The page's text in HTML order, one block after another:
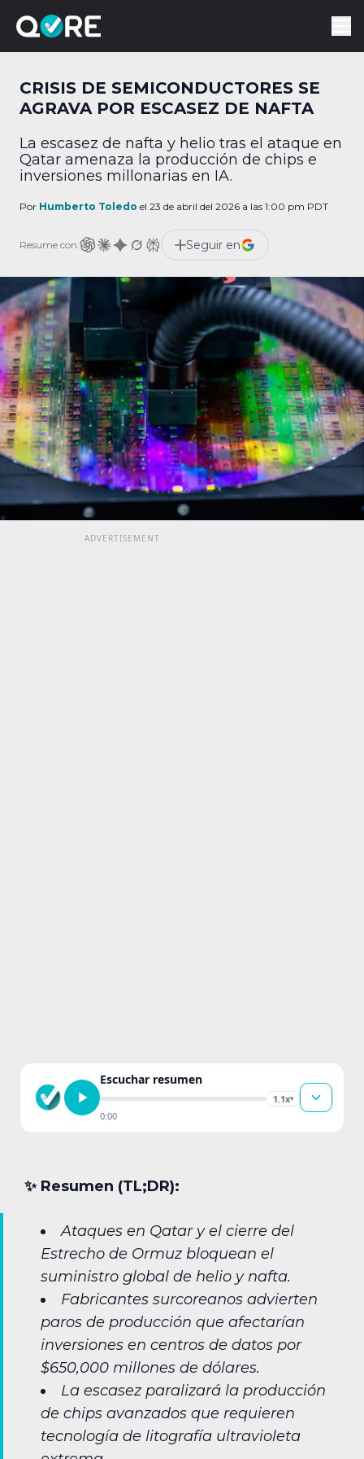
CRISIS DE SEMICONDUCTORES SE
AGRAVA POR ESCASEZ DE NAFTA
La escasez de nafta y helio tras el ataque en
Qatar amenaza la producción de chips e
inversiones millonarias en IA.
Por Humberto Toledo el 23 de abril del 2026 a las 1:00 pm PDT
Resume con: Seguir en
Escuchar resumen
1.1x▾
0:00
✨︎ Resumen (TL;DR):
Ataques en Qatar y el cierre del
Estrecho de Ormuz bloquean el
suministro global de helio y nafta.
Fabricantes surcoreanos advierten
paros de producción que afectarían
inversiones en centros de datos por
$650,000 millones de dólares.
La escasez paralizará la producción
de chips avanzados que requieren
tecnología de litografía ultravioleta